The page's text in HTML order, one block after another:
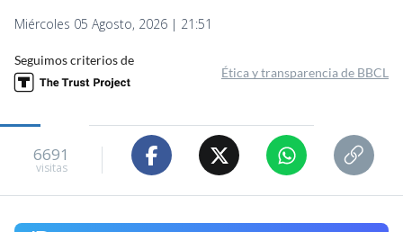
Miércoles 05 Agosto, 2026 | 21:51
Seguimos criterios de
Ética y transparencia de BBCL
6691
visitas